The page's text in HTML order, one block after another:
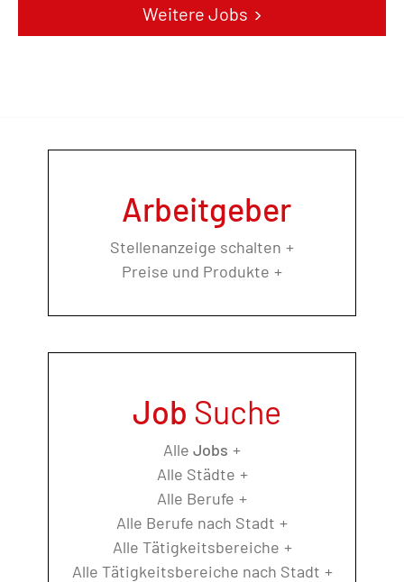
Weitere Jobs
Arbeitgeber
Stellenanzeige schalten
Preise und Produkte
Job Suche
Alle Jobs
Alle Städte
Alle Berufe
Alle Berufe nach Stadt
Alle Tätigkeitsbereiche
Alle Tätigkeitsbereiche nach Stadt